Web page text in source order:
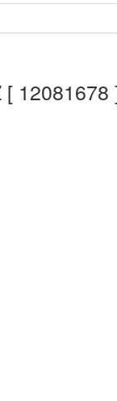
[ 12081678